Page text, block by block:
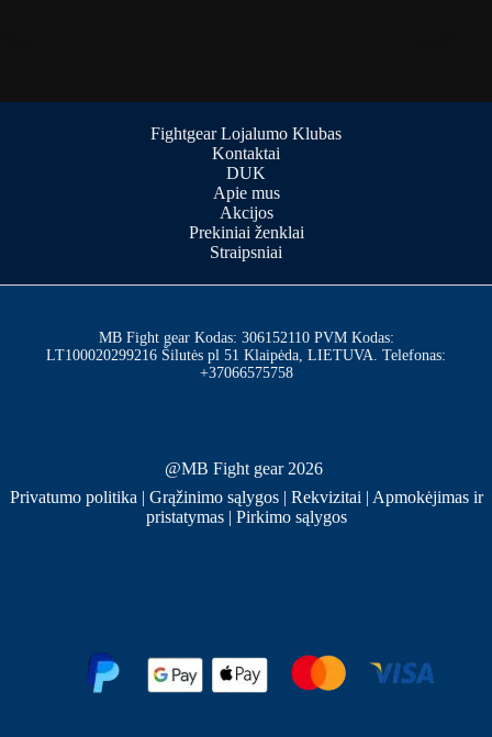
Fightgear Lojalumo Klubas
Kontaktai
DUK
Apie mus
Akcijos
Prekiniai ženklai
Straipsniai
MB Fight gear Kodas: 306152110 PVM Kodas:
LT100020299216 Šilutės pl 51 Klaipėda, LIETUVA. Telefonas:
+37066575758
@MB Fight gear 2026
Privatumo politika | Grąžinimo sąlygos | Rekvizitai | Apmokėjimas ir
pristatymas| Pirkimo sąlygos